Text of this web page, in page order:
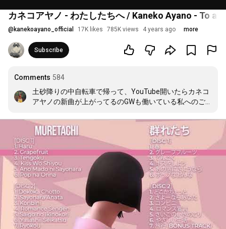
カネコアヤノ - わたしたちへ / Kaneko Ayano - To
@ kanekoayano_official 17K likes 785K views 4 years ago more
Subscribe
Comments 584
土砂降りの中自転車で帰って、YouTube開いたらカネコ
アヤノの新曲が上がってるのGWも働いている私へのご